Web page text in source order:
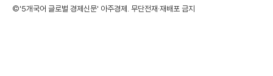
©'5개국어 글로벌 경제신문' 아주경제. 무단전재·재배포 금지